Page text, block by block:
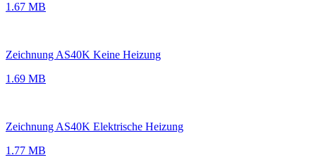
1.67 MB
Zeichnung AS40K Keine Heizung
1.69 MB
Zeichnung AS40K Elektrische Heizung
1.77 MB